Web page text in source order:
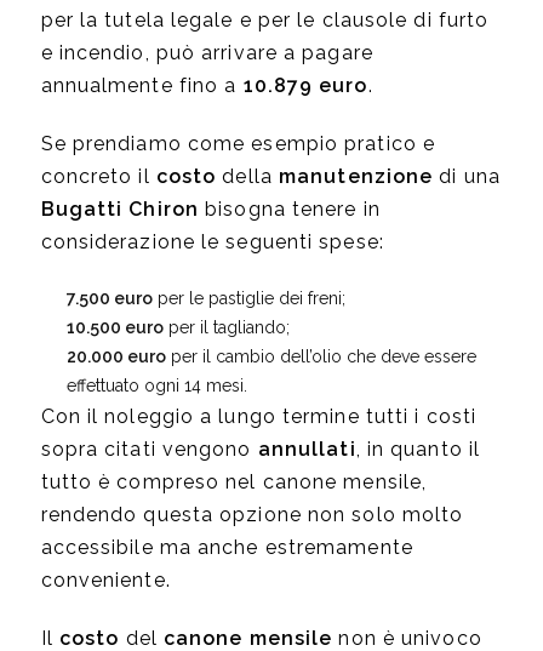
per la tutela legale e per le clausole di furto
e incendio, può arrivare a pagare
annualmente fino a 10.879 euro.
Se prendiamo come esempio pratico e
concreto il costo della manutenzione di una
Bugatti Chiron bisogna tenere in
considerazione le seguenti spese:
7.500 europer le pastiglie dei freni;
10.500 europer il tagliando;
20.000 europer il cambio dell’olio che deve essere
effettuato ogni 14 mesi.
Con il noleggio a lungo termine tutti i costi
sopra citati vengono annullati , in quanto il
tutto è compreso nel canone mensile,
rendendo questa opzione non solo molto
accessibile ma anche estremamente
conveniente.
Il costo del canone mensile non è univoco